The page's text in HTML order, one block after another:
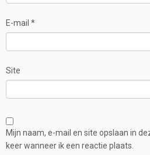
E-mail *
Site
Mijn naam, e-mail en site opslaan in
keer wanneer ik een reactie plaats.